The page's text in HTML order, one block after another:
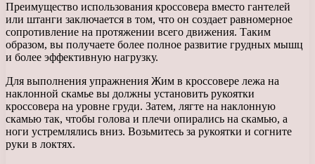
Преимущество использования кроссовера вместо гантелей
или штанги заключается в том, что он создает равномерное
сопротивление на протяжении всего движения. Таким
образом, вы получаете более полное развитие грудных мышц
и более эффективную нагрузку.
Для выполнения упражнения Жим в кроссовере лежа на
наклонной скамье вы должны установить рукоятки
кроссовера на уровне груди. Затем, лягте на наклонную
скамью так, чтобы голова и плечи опирались на скамью, а
ноги устремлялись вниз. Возьмитесь за рукоятки и согните
руки в локтях.